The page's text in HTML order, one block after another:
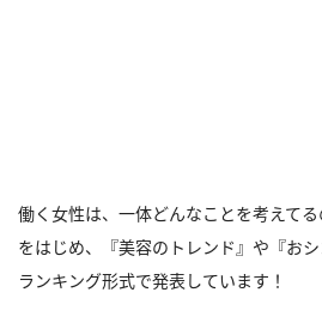
働く女性は、一体どんなことを考えて
をはじめ、『美容のトレンド』や『お
ランキング形式で発表しています！